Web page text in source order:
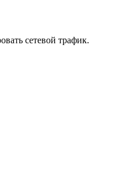
сетевой трафик.